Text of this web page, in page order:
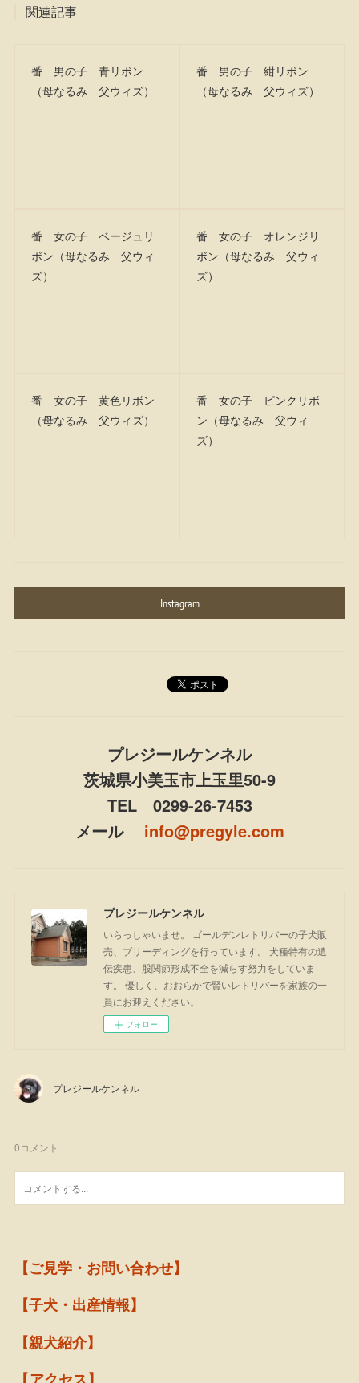
関連記事
番 男の子 青リボン
（母なるみ 父ウィズ）
番 男の子 紺リボン
（母なるみ 父ウィズ）
番 女の子 ベージュリ
ボン（母なるみ 父ウィ
ズ）
番 女の子 オレンジリ
ボン（母なるみ 父ウィ
ズ）
番 女の子 黄色リボン
（母なるみ 父ウィズ）
番 女の子 ピンクリボ
ン（母なるみ 父ウィ
ズ）
Instagram
プレジールケンネル
茨城県小美玉市上玉里50-9
TEL 0299-26-7453
メール info@pregyle.com
プレジールケンネル
いらっしゃいませ。 ゴールデンレトリバーの子犬販
売、ブリーディングを行っています。 犬種特有の遺
伝疾患、股関節形成不全を減らす努力をしていま
す。 優しく、おおらかで賢いレトリバーを家族の一
員にお迎えください。
フォロー
プレジールケンネル
0コメント
【ご見学・お問い合わせ】
【子犬・出産情報】
【親犬紹介】